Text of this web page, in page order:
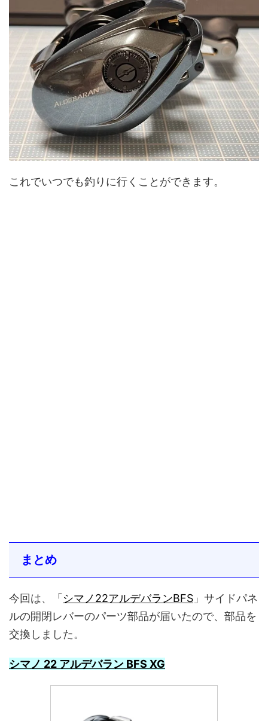
これでいつでも釣りに行くことができます。
まとめ
今回は、「シマノ22アルデバランBFS 」サイドパネ
ルの開閉レバーのパーツ部品が届いたので、部品を
交換しました。
シマノ 22 アルデバラン BFS XG